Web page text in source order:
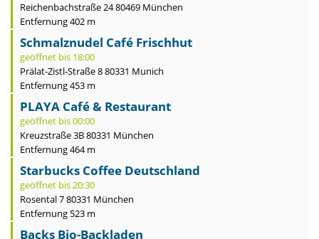
Reichenbachstraße 24 80469 München
Entfernung 402 m
Schmalznudel Café Frischhut
geöffnet bis 18:00
Prälat-Zistl-Straße 8 80331 Munich
Entfernung 453 m
PLAYA Café & Restaurant
geöffnet bis 00:00
Kreuzstraße 3B 80331 München
Entfernung 464 m
Starbucks Coffee Deutschland
geöffnet bis 20:30
Rosental 7 80331 München
Entfernung 523 m
Backs Bio-Backladen